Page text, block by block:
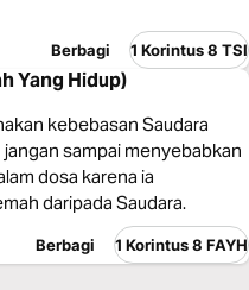
Berbagi 1 Korintus 8 TSI
Yang Hidup)
kebebasan Saudara
sampai menyebabkan
dosa karena ia
daripada Saudara.
Berbagi 1 Korintus 8 FAYH